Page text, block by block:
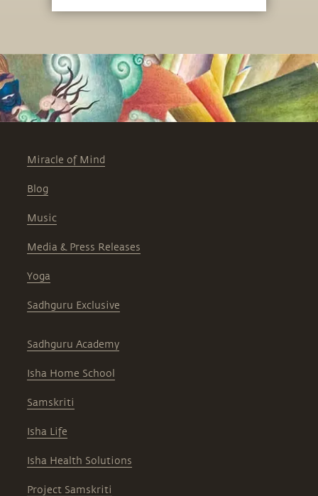
Miracle of Mind
Blog
Music
Media & Press Releases
Yoga
Sadhguru Exclusive
Sadhguru Academy
Isha Home School
Samskriti
Isha Life
Isha Health Solutions
Project Samskriti